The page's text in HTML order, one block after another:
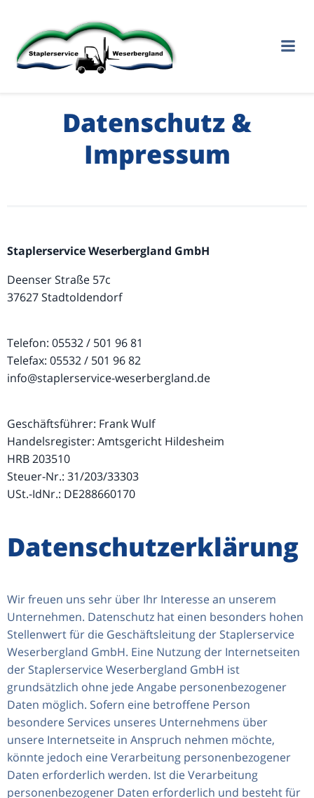
springen
Datenschutz &
Impressum
Staplerservice Weserbergland GmbH
Deenser Straße 57c
37627 Stadtoldendorf
Telefon: 05532 / 501 96 81
Telefax: 05532 / 501 96 82
info@staplerservice-weserbergland.de
Geschäftsführer: Frank Wulf
Handelsregister: Amtsgericht Hildesheim
HRB 203510
Steuer-Nr.: 31/203/33303
USt.-IdNr.: DE288660170
Datenschutzerklärung
Wir freuen uns sehr über Ihr Interesse an unserem
Unternehmen. Datenschutz hat einen besonders hohen
Stellenwert für die Geschäftsleitung der Staplerservice
Weserbergland GmbH. Eine Nutzung der Internetseiten
der Staplerservice Weserbergland GmbH ist
grundsätzlich ohne jede Angabe personenbezogener
Daten möglich. Sofern eine betroffene Person
besondere Services unseres Unternehmens über
unsere Internetseite in Anspruch nehmen möchte,
könnte jedoch eine Verarbeitung personenbezogener
Daten erforderlich werden. Ist die Verarbeitung
personenbezogener Daten erforderlich und besteht für